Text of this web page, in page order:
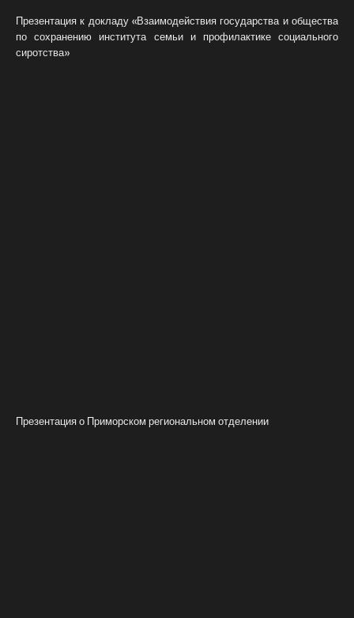
Презентация к докладу «Взаимодействия государства и общества
по сохранению института семьи и профилактике социального
сиротства»
Презентация о Приморском региональном отделении